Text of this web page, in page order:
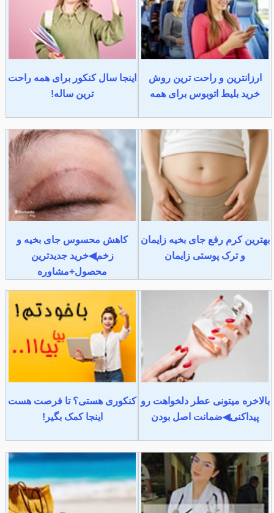
ارزانترین و راحت ترین روش
خرید بلیط اتوبوس برای همه
اینجا سال کنکور برای همه راحت
ترین ساله!
بهترین کرم رفع جای بخیه زایمان
و ترک پوستی زایمان
کاهش محسوس جای بخیه و
زخم◀خرید جدیدترین
محصول+مشاوره
بالاخره میتونی عطر دلخواهت رو
پیداکنی◀ضمانت اصل بودن
کنکوری هستی؟ تا فرصت هست
اینجا کمک بگیر!